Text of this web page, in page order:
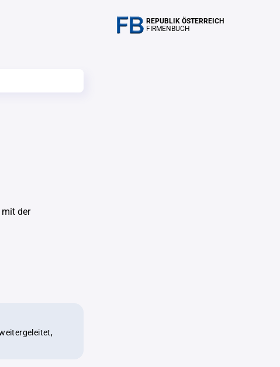
REPUBLIK ÖSTERREICH
FIRMENBUCH
mit der